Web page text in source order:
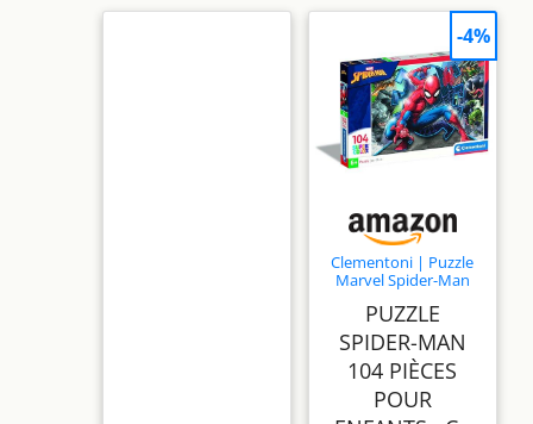
Clementoni | Puzzle
Marvel Spider-Man
Enfants 6 Ans+ |
Supercolor |
Dimensions 37,9 x
26,9 cm | Éducatif,
Observation,
PUZZLE
SPIDER-MAN
104 PIÈCES
POUR
-4%